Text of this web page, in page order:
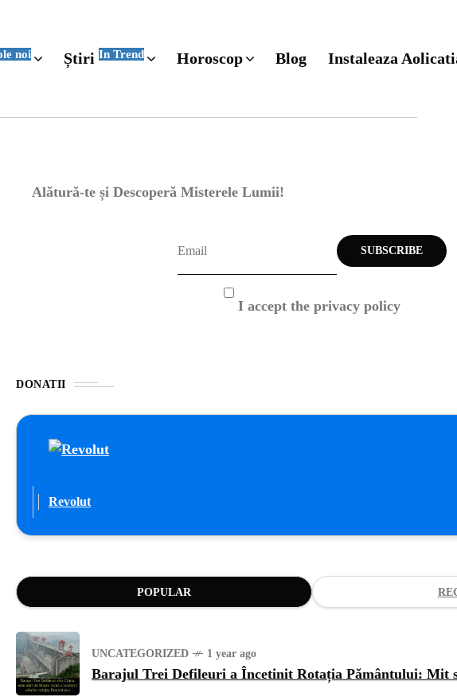
noi Știri In Trend Horoscop Blog Instaleaza
Alătură-te și Descoperă Misterele Lumii!
I accept the privacy policy
DONATII
Revolut
POPULAR
UNCATEGORIZED 1 year ago
Barajul Trei Defileuri a Încetinit Rotația Pământului: Mit